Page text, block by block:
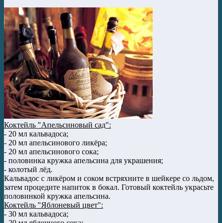
Коктейль "Апельсиновый сад":
- 20 мл кальвадоса;
- 20 мл апельсинового ликёра;
- 20 мл апельсинового сока;
- половинка кружка апельсина для украшения;
- колотый лёд.
Кальвадос с ликёром и соком встряхните в шейкере со льдом,
затем процедите напиток в бокал. Готовый коктейль украсьте
половинкой кружка апельсина.
Коктейль "Яблоневый цвет":
- 30 мл кальвадоса;